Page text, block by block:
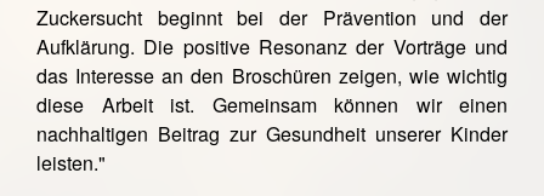
Zuckersucht beginnt bei der Prävention und der
Aufklärung. Die positive Resonanz der Vorträge und
das Interesse an den Broschüren zeigen, wie wichtig
diese Arbeit ist. Gemeinsam können wir einen
nachhaltigen Beitrag zur Gesundheit unserer Kinder
leisten."